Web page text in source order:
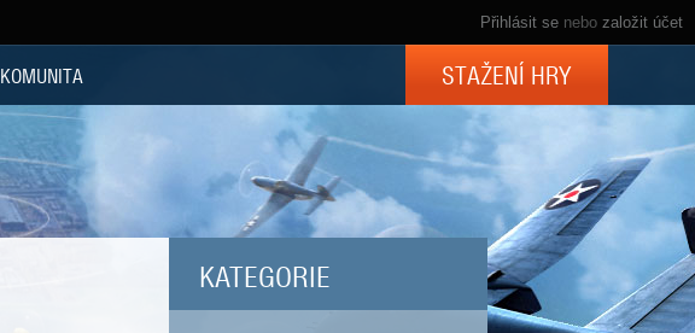
Přihlásit se nebo založit účet
KOMUNITA STAŽENÍ HRY
KATEGORIE